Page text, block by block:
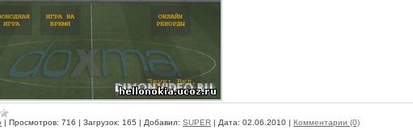
| Просмотров: 716 | Загрузок: 165 | Добавил: SUPER | Дата: 02.06.2010 | Комментарии (0)